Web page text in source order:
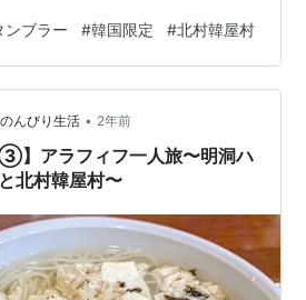
店 ランキングにご協力ください
定タンブラー 日本で発売される
ンブラーは毎年欠かさず購入して
ちろん購入しました。 SMSで韓国
ンブラーを見ていると本当に可愛
旅行に…
ンブラー #韓国限定 #北村韓屋村
んびり生活 • 2年前
③】アラフィフ一人旅〜明洞ハ
北村韓屋村〜